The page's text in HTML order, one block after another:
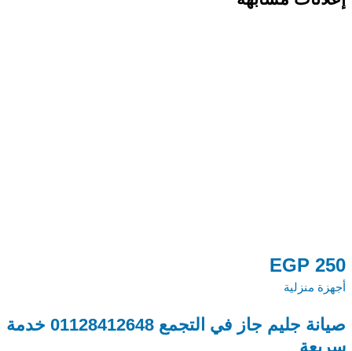
EGP 250
أجهزة منزلية
صيانة جليم جاز في التجمع 01128412648 خدمة
سريعة